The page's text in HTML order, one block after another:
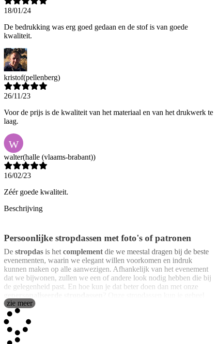
18/01/24
De bedrukking was erg goed gedaan en de stof is van goede
kwaliteit.
kristof(pellenberg)
26/11/23
Voor de prijs is de kwaliteit van het materiaal en van het drukwerk te
laag.
W
walter(halle (vlaams-brabant))
16/02/23
Zéér goede kwaliteit.
Beschrijving
Persoonlijke stropdassen met foto's of patronen
De stropdas is het complement die we meestal dragen bij de beste
evenementen, waarin we elegant willen voorkomen en indruk
kunnen maken op alle aanwezigen. Afhankelijk van het evenement
dat we bijwonen, zullen we een of andere look nodig hebben die bij
de gelegenheid past. En hoe kun je dat beter doen dan met onze
naar jouw smaak
te krijgen dat iedereen verstomd zal laten staan.
Ze zijn gemaakt van
bijvoorbeeld zijden dassen. Ze zijn
zie meer